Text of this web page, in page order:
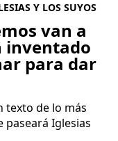
Y LOS SUYOS
van a
inventado
para dar
texto de lo más
paseará Iglesias